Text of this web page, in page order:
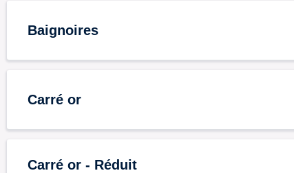
Baignoires
Carré or
Carré or - Réduit